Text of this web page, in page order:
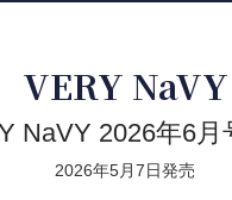
VERY NaVY
NaVY 2026年6月
2026年5月7日発売